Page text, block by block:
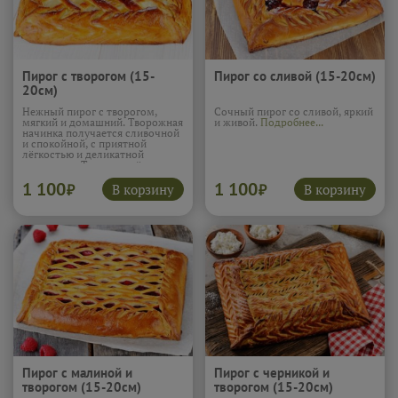
Пирог с творогом (15-
20см)
Нежный пирог с творогом,
мягкий и домашний. Творожная
начинка получается сливочной
и спокойной, с приятной
лёгкостью и деликатной
сладостью. Тесто подчёркивает
вкус и делает текстуру
особенно мягкой и уютной.
Такой пирог напоминает о
неспешного чаепития.
Подробнее...
1 100₽ В корзину
Пирог со сливой (15-20см)
Сочный пирог со сливой, яркий
и живой. Подробнее...
1 100₽ В корзину
Пирог с малиной и
творогом (15-20см)
Пирог с черникой и
творогом (15-20см)